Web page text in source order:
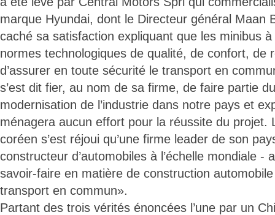
marque Hyundai, dont le Directeur général Maan
caché sa satisfaction expliquant que les minibus
normes technologiques de qualité, de confort, de
d’assurer en toute sécurité le transport en
s’est dit fier, au nom de sa firme, de faire partie
modernisation de l’industrie dans notre pays et
ménagera aucun effort pour la réussite du projet.
coréen s’est réjoui qu’une firme leader de son
constructeur d’automobiles à l’échelle mondiale -
savoir-faire en matière de construction
transport en commun».
Partant des trois vérités énoncées l’une par un